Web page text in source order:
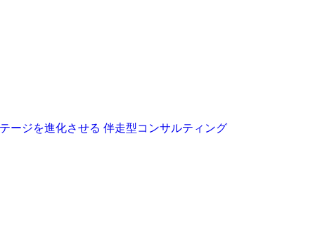
ージを進化させる 伴走型コンサルティング